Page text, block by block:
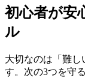
初心者が安
ル
大切なのは「難
す。次の3つを守